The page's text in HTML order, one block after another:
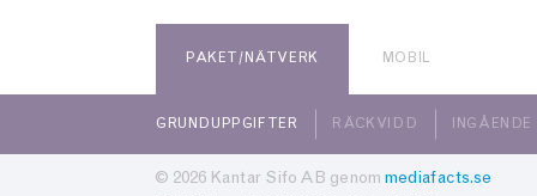
PAKET/NÄTVERK MOBIL
GRUNDUPPGIFTER RÄCKVIDD
© 2026 Kantar Sifo AB genom mediafacts.se